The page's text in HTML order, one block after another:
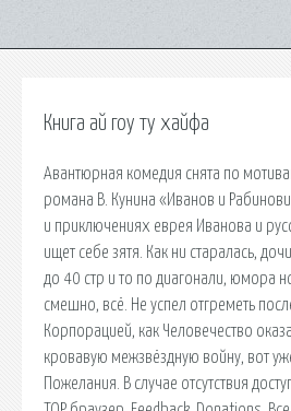
Книга ай гоу ту хайфа
Авантюрная комедия снята по
романа В. Кунина «Иванов и
и приключениях еврея Иванова и
ищет себе зятя. Как ни старалась,
до 40 стр и то по диагонали, юмора
смешно, всё. Не успел отгреметь
Корпорацией, как Человечество
кровавую межзвёздную войну, вот
Пожелания. В случае отсутствия